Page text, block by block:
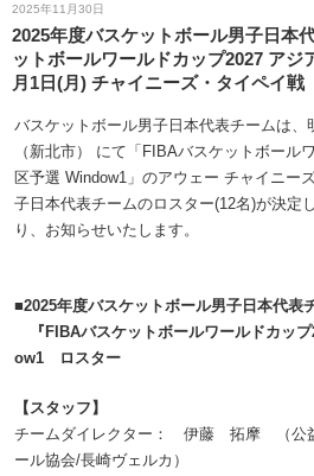
2025年11月30日
2025年度バスケットボール男子日本
ットボールワールドカップ2027 ア
月1日(月) チャイニーズ・タイペイ
バスケットボール男子日本代表チームは、
（新北市） にて「FIBAバスケットボール
区予選 Window1」のアウェー チャイニー
子日本代表チームのロスター(12名)が決定
り、お知らせいたします。
■2025年度バスケットボール男子日本代表
『FIBAバスケットボールワールドカッ
ow1 ロスター
【スタッフ】
チームダイレクター： 伊藤 拓摩 （公
ール協会/長崎ヴェルカ）